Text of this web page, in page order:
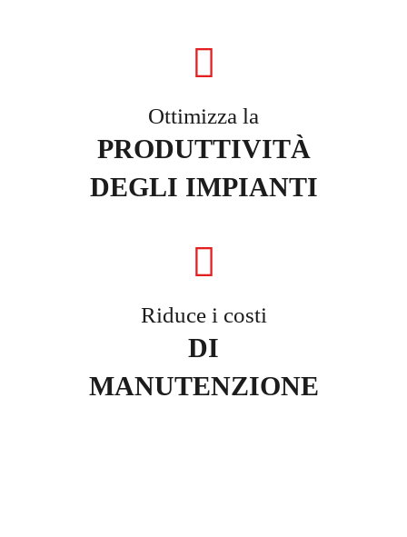
Ottimizza la
PRODUTTIVITÀ
DEGLI IMPIANTI
Riduce i costi
DI
MANUTENZIONE